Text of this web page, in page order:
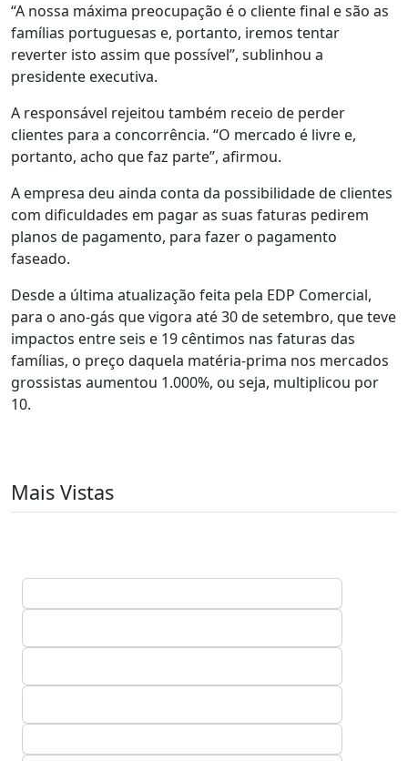
“A nossa máxima preocupação é o cliente final e são as
famílias portuguesas e, portanto, iremos tentar
reverter isto assim que possível”, sublinhou a
presidente executiva.
A responsável rejeitou também receio de perder
clientes para a concorrência. “O mercado é livre e,
portanto, acho que faz parte”, afirmou.
A empresa deu ainda conta da possibilidade de clientes
com dificuldades em pagar as suas faturas pedirem
planos de pagamento, para fazer o pagamento
faseado.
Desde a última atualização feita pela EDP Comercial,
para o ano-gás que vigora até 30 de setembro, que teve
impactos entre seis e 19 cêntimos nas faturas das
famílias, o preço daquela matéria-prima nos mercados
grossistas aumentou 1.000%, ou seja, multiplicou por
10.
Mais Vistas